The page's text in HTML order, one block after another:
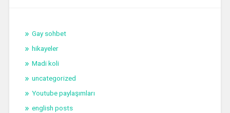
Gay sohbet
hikayeler
Madi koli
uncategorized
Youtube paylaşımları
english posts